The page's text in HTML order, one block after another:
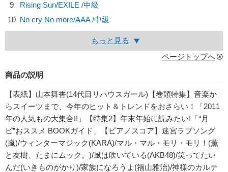
9
Rising Sun/EXILE /中級
10 No cry No more/AAA/中級
もっと見る
ページトップへ
商品の説明
【表紙】山本舞香(14代目リハウスガール)【巻頭特集】音楽か
らスイーツまで、今年のヒット＆トレンドをおさらい！「2011
年の人気もの大集合!!」【特集2】年末年始に読みたい!「“月
ピ”おススメ BOOKガイド」【ピアノスコア】迷宮ラブソング
(嵐)/ウィンターマジック(KARA)/マル・マル・モリ・モリ！(薫
と友樹、たまにムック。)/風は吹いている(AKB48)/笑ってたい
んだ(いきものがかり)/家族になろうよ(福山雅治)/神様のカルテ